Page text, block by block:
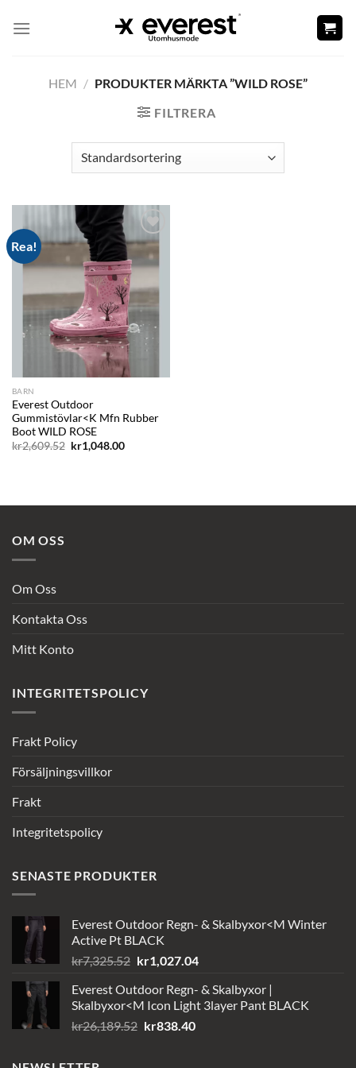
HEM / PRODUKTER MÄRKTA ”WILD ROSE”
FILTRERA
Rea!
Add to
wishlist
BARN
Everest Outdoor
Gummistövlar<K Mfn Rubber
Boot WILD ROSE
kr2,609.52 Det
ursprungliga
kr1,048.00Det
OM OSS
Om Oss
Kontakta Oss
Mitt Konto
INTEGRITETSPOLICY
Frakt Policy
Försäljningsvillkor
Frakt
Integritetspolicy
SENASTE PRODUKTER
Everest Outdoor Regn- & Skalbyxor<M Winter
Active Pt BLACK
kr7,325.52 Det
priset
var:
kr7,325.52.
kr1,027.04Det
priset
är:
Everest Outdoor Regn- & Skalbyxor |
Skalbyxor<M Icon Light 3layer Pant BLACK
kr26,189.52 Det
kr838.40Det